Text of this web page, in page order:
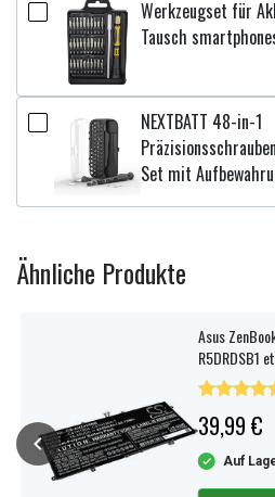
Werkzeugset für
Tausch
NEXTBATT 48-in-1
Set mit
Ähnliche Produkte
Asus
R5DRDSB1
39,99 €
Auf